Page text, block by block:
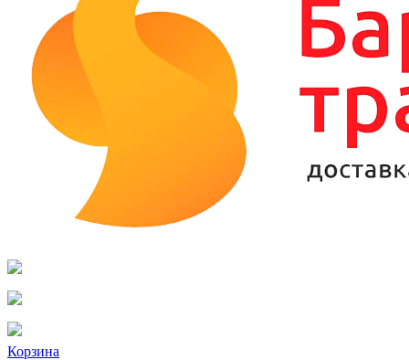
Корзина